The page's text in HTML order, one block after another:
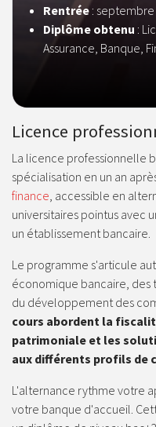
Rentrée : septembre
Diplôme obtenu :
Assurance, Banque,
Licence
La licence professionnelle
spécialisation en un an
finance, accessible en
universitaires pointus avec
un établissement bancaire.
Le programme s'articule
économique bancaire,
du développement des
cours abordent la
patrimoniale et les
aux différents profils de
L'alternance rythme votre
votre banque d'accueil.